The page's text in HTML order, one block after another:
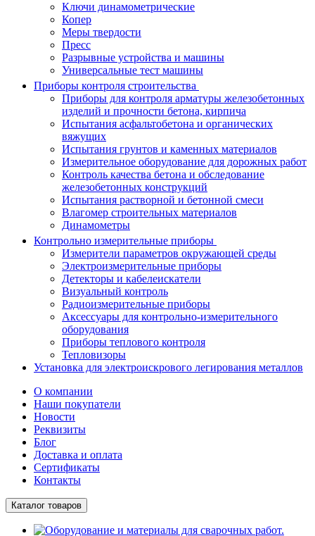
Ключи динамометрические
Копер
Меры твердости
Пресс
Разрывные устройства и машины
Универсальные тест машины
Приборы контроля строительства
Приборы для контроля арматуры железобетонных
изделий и прочности бетона, кирпича
Испытания асфальтобетона и органических
вяжущих
Испытания грунтов и каменных материалов
Измерительное оборудование для дорожных работ
Контроль качества бетона и обследование
железобетонных конструкций
Испытания растворной и бетонной смеси
Влагомер строительных материалов
Динамометры
Контрольно измерительные приборы
Измерители параметров окружающей среды
Электроизмерительные приборы
Детекторы и кабелеискатели
Визуальный контроль
Радиоизмерительные приборы
Аксессуары для контрольно-измерительного
оборудования
Приборы теплового контроля
Тепловизоры
Установка для электроискрового легирования металлов
О компании
Наши покупатели
Новости
Реквизиты
Блог
Доставка и оплата
Сертификаты
Контакты
Каталог товаров